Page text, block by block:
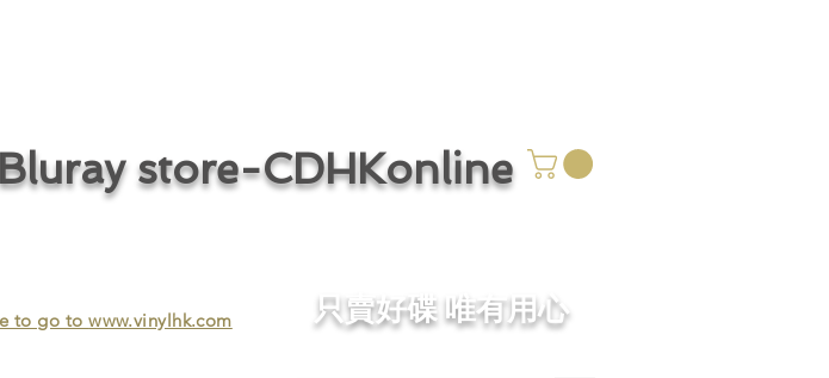
store-CDHKonline
to go towww.vinylhk.com 只賣好碟 唯有用心